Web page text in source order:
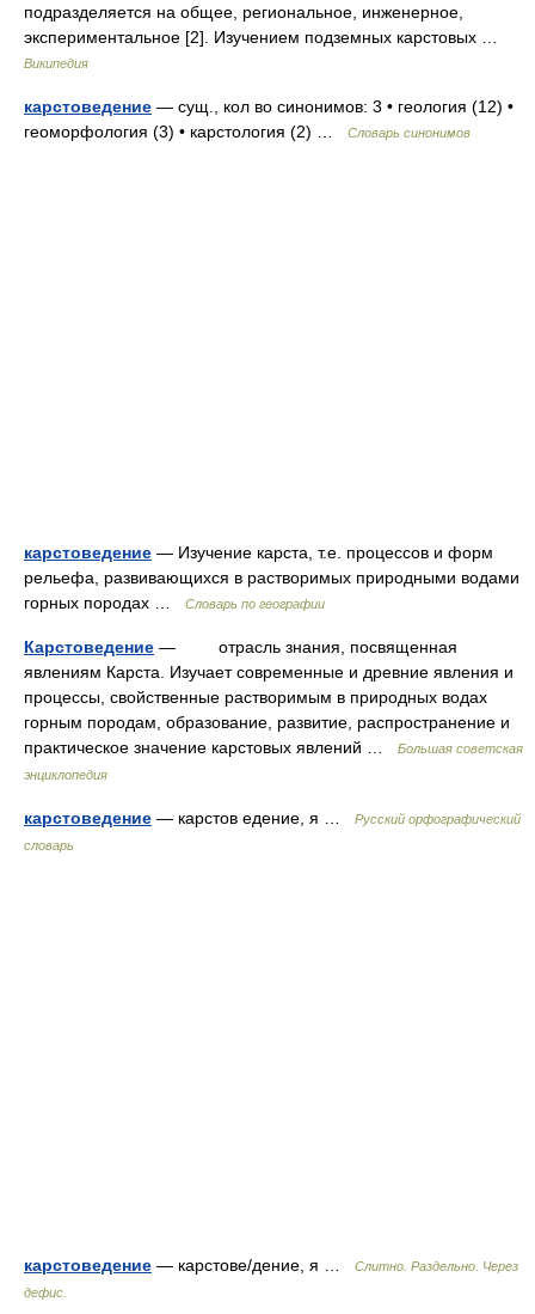
подразделяется на общее, региональное, инженерное,
экспериментальное [2]. Изучением подземных карстовых …
Википедия
карстоведение — сущ., кол во синонимов: 3 • геология (12) •
геоморфология (3) • карстология (2) …
Словарь синонимов
карстоведение — Изучение карста, т.е. процессов и форм
рельефа, развивающихся в растворимых природными водами
горных породах …
Словарь по географии
Карстоведение — отрасль знания, посвященная
явлениям Карста. Изучает современные и древние явления и
процессы, свойственные растворимым в природных водах
горным породам, образование, развитие, распространение и
практическое значение карстовых явлений …
Большая советская
энциклопедия
карстоведение — карстов едение, я …
Русский орфографический
словарь
карстоведение — карстове/дение, я …
Слитно. Раздельно. Через
дефис.